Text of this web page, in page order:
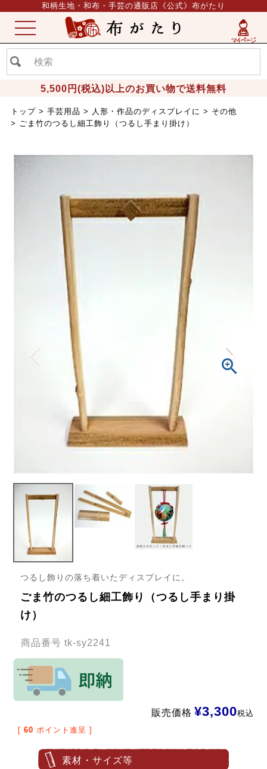
和柄生地・和布・手芸の通販店《公式》布がたり
5,500円(税込)以上のお買い物で送料無料
ME
NU
トップ 手芸用品 人形・作品のディスプレイに
その他
ごま竹のつるし細工飾り（つるし手まり掛け）
つるし飾りの落ち着いたディスプレイに。
ごま竹のつるし細工飾り（つるし手まり掛
け）
商品番号 tk-sy2241
販売価格 ¥3,300税込
[ 60 ポイント進呈 ]
素材・サイズ等